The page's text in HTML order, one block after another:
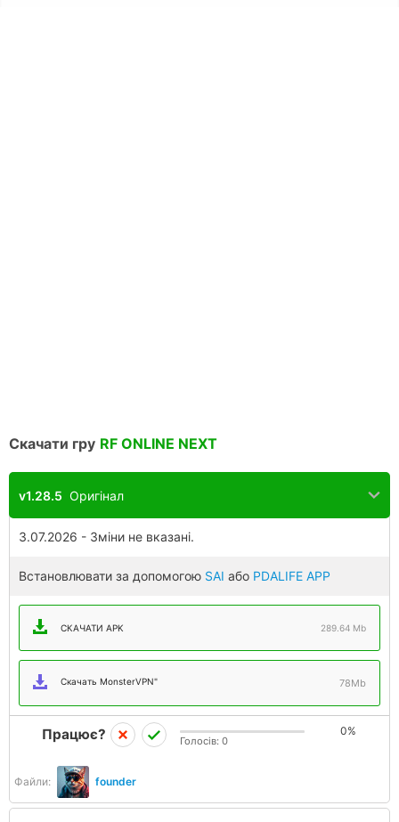
Скачати гру RF ONLINE NEXT
v1.28.5 Оригінал
3.07.2026 - Зміни не вказані.
Встановлювати за допомогою SAI або PDALIFE APP
СКАЧАТИ APK 289.64 Mb
Скачать MonsterVPN" 78Mb
Файли: founder
Працює? 0%
Голосів: 0